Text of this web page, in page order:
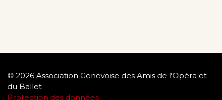
© 2026 Association Genevoise des Amis de l'Opéra et
du Ballet
Protection des données